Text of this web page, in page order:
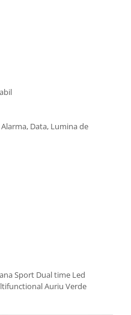
Data, Lumina de
Sport Dual time Led
Auriu Verde